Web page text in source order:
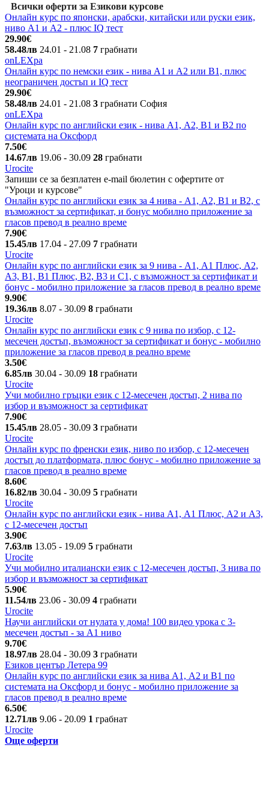
Всички оферти за Езикови курсове
Онлайн курс по японски, арабски, китайски или руски език,
ниво А1 и А2 - плюс IQ тест
29.90€
58.48лв 24.01 - 21.08 7 грабнати
onLEXpa
Онлайн курс по немски език - нива A1 и A2 или B1, плюс
неограничен достъп и IQ тест
29.90€
58.48лв 24.01 - 21.08 3 грабнати София
onLEXpa
Онлайн курс по английски език - нива А1, А2, В1 и В2 по
системата на Оксфорд
7.50€
14.67лв 19.06 - 30.09 28 грабнати
Urocite
Запиши се за безплатен e-mail бюлетин с офертите от
"Уроци и курсове"
Онлайн курс по английски език за 4 нива - А1, А2, В1 и В2, с
възможност за сертификат, и бонус мобилно приложение за
гласов превод в реално време
7.90€
15.45лв 17.04 - 27.09 7 грабнати
Urocite
Онлайн курс по английски език за 9 нива - А1, A1 Плюс, А2,
А3, В1, В1 Плюс, В2, В3 и С1, с възможност за сертификат и
бонус - мобилно приложение за гласов превод в реално време
9.90€
19.36лв 8.07 - 30.09 8 грабнати
Urocite
Онлайн курс по английски език с 9 нива по избор, с 12-
месечен достъп, възможност за сертификат и бонус - мобилно
приложение за гласов превод в реално време
3.50€
6.85лв 30.04 - 30.09 18 грабнати
Urocite
Учи мобилно гръцки език с 12-месечен достъп, 2 нива по
избор и възможност за сертификат
7.90€
15.45лв 28.05 - 30.09 3 грабнати
Urocite
Онлайн курс по френски език, ниво по избор, с 12-месечен
достъп до платформата, плюс бонус - мобилно приложение за
гласов превод в реално време
8.60€
16.82лв 30.04 - 30.09 5 грабнати
Urocite
Онлайн курс по английски език - нива А1, А1 Плюс, А2 и А3,
с 12-месечен достъп
3.90€
7.63лв 13.05 - 19.09 5 грабнати
Urocite
Учи мобилно италиански език с 12-месечен достъп, 3 нива по
избор и възможност за сертификат
5.90€
11.54лв 23.06 - 30.09 4 грабнати
Urocite
Научи английски от нулата у дома! 100 видео урока с 3-
месечен достъп - за A1 ниво
9.70€
18.97лв 28.04 - 30.09 3 грабнати
Езиков център Летера 99
Онлайн курс по английски език за нива А1, А2 и В1 по
системата на Оксфорд и бонус - мобилно приложение за
гласов превод в реално време
6.50€
12.71лв 9.06 - 20.09 1 грабнат
Urocite
Още оферти